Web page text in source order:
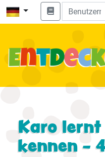
Bibel
Karo lernt
kennen -